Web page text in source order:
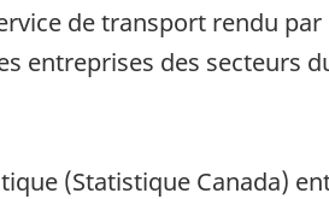
de transport rendu
entreprises des secteurs
(Statistique Canada)